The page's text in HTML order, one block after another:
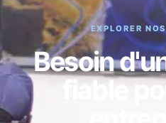
EXPLORER
Besoin
fiable